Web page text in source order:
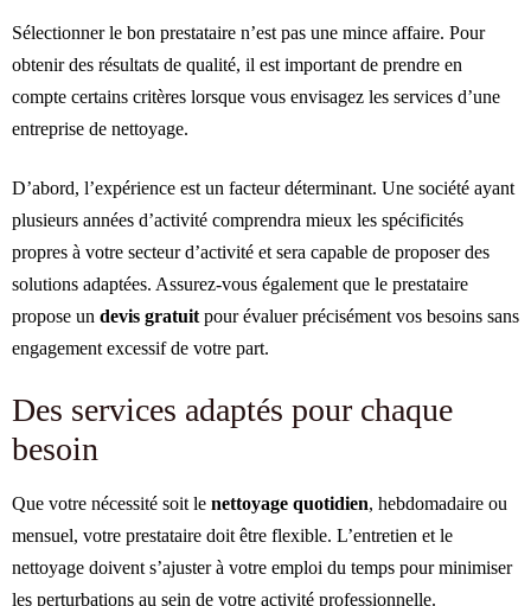
Sélectionner le bon prestataire n’est pas une mince affaire. Pour
obtenir des résultats de qualité, il est important de prendre en
compte certains critères lorsque vous envisagez les services d’une
entreprise de nettoyage.
D’abord, l’expérience est un facteur déterminant. Une société ayant
plusieurs années d’activité comprendra mieux les spécificités
propres à votre secteur d’activité et sera capable de proposer des
solutions adaptées. Assurez-vous également que le prestataire
propose un devis gratuit pour évaluer précisément vos besoins sans
engagement excessif de votre part.
Des services adaptés pour chaque
besoin
Que votre nécessité soit le nettoyage quotidien, hebdomadaire ou
mensuel, votre prestataire doit être flexible. L’entretien et le
nettoyage doivent s’ajuster à votre emploi du temps pour minimiser
les perturbations au sein de votre activité professionnelle.